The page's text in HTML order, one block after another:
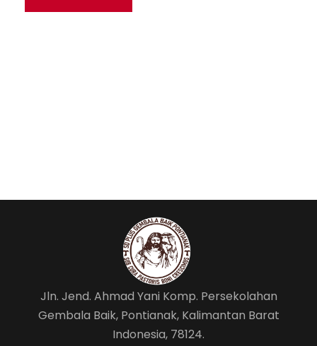
Jln. Jend. Ahmad Yani Komp. Persekolahan
Gembala Baik, Pontianak, Kalimantan Barat
Indonesia, 78124.